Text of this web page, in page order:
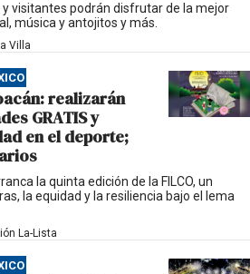
y visitantes podrán disfrutar de la mejor
música y antojitos y más.
Villa
realizarán
GRATIS y
en el deporte;
la quinta edición de la FILCO, un
la equidad y la resiliencia bajo el lema
La-Lista